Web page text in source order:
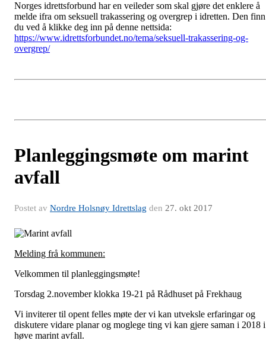
Norges idrettsforbund har en veileder som skal gjøre det enklere å
melde ifra om seksuell trakassering og overgrep i idretten. Den finn
du ved å klikke deg inn på denne nettsida:
https://www.idrettsforbundet.no/tema/seksuell-trakassering-og-
overgrep/
Planleggingsmøte om marint
avfall
Postet av Nordre Holsnøy Idrettslag den 27. okt 2017
Melding frå kommunen:
Velkommen til planleggingsmøte!
Torsdag 2.november klokka 19-21 på Rådhuset på Frekhaug
Vi inviterer til opent felles møte der vi kan utveksle erfaringar og
diskutere vidare planar og moglege ting vi kan gjere saman i 2018 i
høve marint avfall.